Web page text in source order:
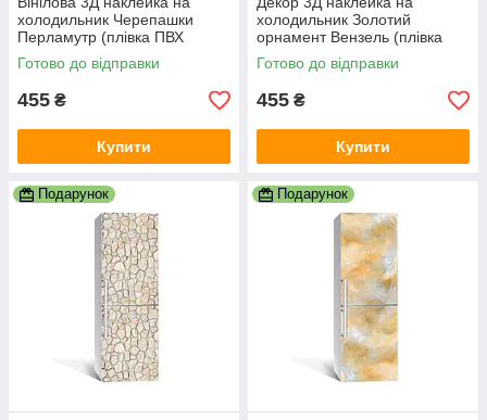
холодильник Черепашки
Перламутр (плівка ПВХ
фотодрук) 600х1800 мм
Текстури Сірий
Готово до відправки
455 ₴
Купити
холодильник Золотий
орнамент Вензель (плівка
ПВХ фотодрук) 600х1800 мм
Текстури
Готово до відправки
455 ₴
Купити
Подарунок Подарунок